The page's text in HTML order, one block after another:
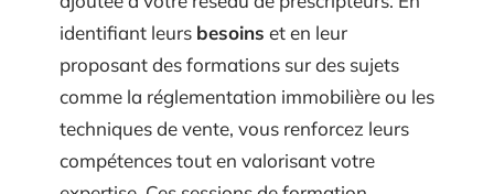
ajoutée à votre réseau de prescripteurs. En
identifiant leurs
besoins
et en leur
proposant des formations sur des sujets
comme la réglementation immobilière ou les
techniques de vente, vous renforcez leurs
compétences tout en valorisant votre